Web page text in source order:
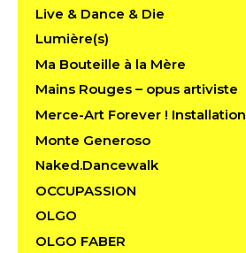
Live & Dance & Die
Lumière(s)
Ma Bouteille à la Mère
Mains Rouges – opus artiviste
Merce-Art Forever ! Installation
Monte Generoso
Naked.Dancewalk
OCCUPASSION
OLGO
OLGO FABER